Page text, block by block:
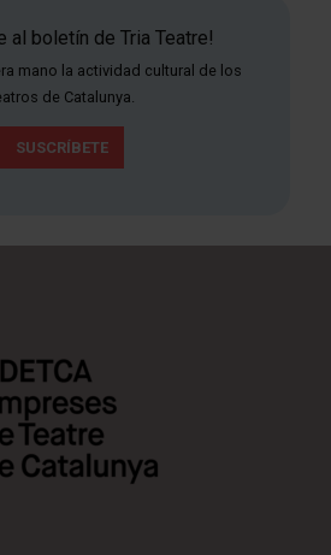
al boletín de Tria Teatre!
mano la actividad cultural de los
de Catalunya.
SUSCRÍBETE